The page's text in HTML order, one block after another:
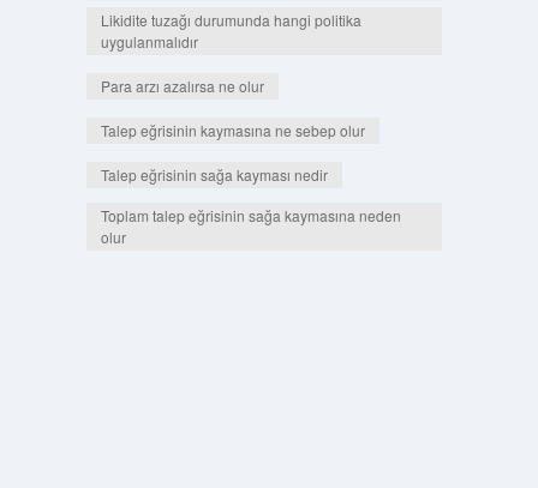
Likidite tuzağı durumunda hangi politika
uygulanmalıdır
Para arzı azalırsa ne olur
Talep eğrisinin kaymasına ne sebep olur
Talep eğrisinin sağa kayması nedir
Toplam talep eğrisinin sağa kaymasına neden
olur